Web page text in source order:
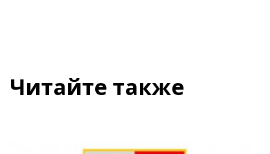
Читайте также